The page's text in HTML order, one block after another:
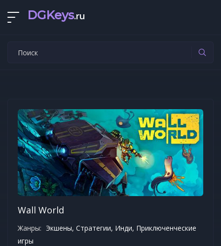
DGKeys.ru
Wall World
Жанры: Экшены, Стратегии, Инди, Приключенческие
игры